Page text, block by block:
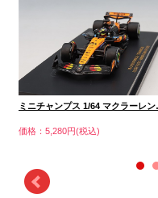
ミニチャンプス 1/64 マクラーレ
価格：5,280円(税込)